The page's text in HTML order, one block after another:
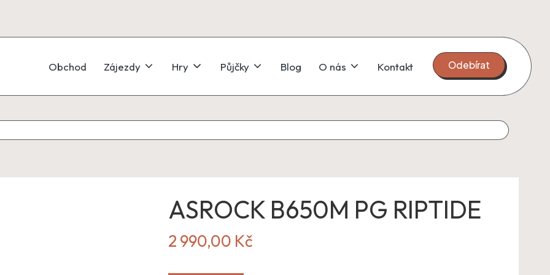
Obchod Zájezdy Hry Půjčky Blog O nás Kontakt Odebírat
ASROCK B650M PG RIPTIDE
2 990,00 Kč